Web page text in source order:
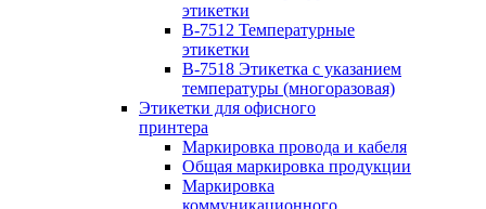
этикетки
B-7512 Температурные
этикетки
B-7518 Этикетка с указанием
температуры (многоразовая)
Этикетки для офисного
принтера
Маркировка провода и кабеля
Общая маркировка продукции
Маркировка
коммуникационного